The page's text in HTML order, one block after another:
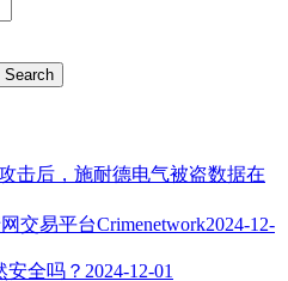
Search
击后，施耐德电气被盗数据在
交易平台Crimenetwork2024-12-
安全吗？ 2024-12-01